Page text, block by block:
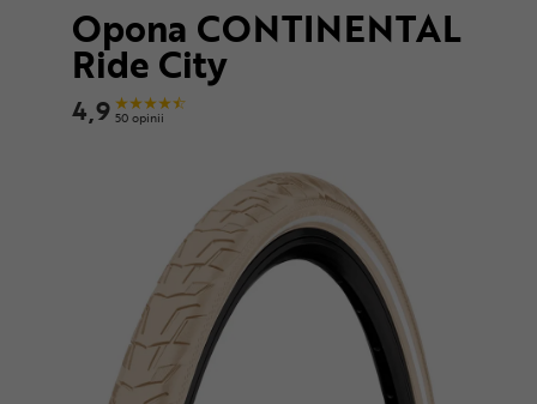
Stopka
Mapa strony
Kaski
Buty
Superoferta
Opona CONTINENTAL
Ride City
4,9 50 opinii